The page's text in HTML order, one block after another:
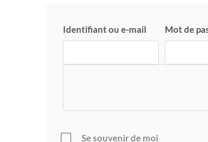
Identifiant ou e-mail Mot de
Se souvenir de moi